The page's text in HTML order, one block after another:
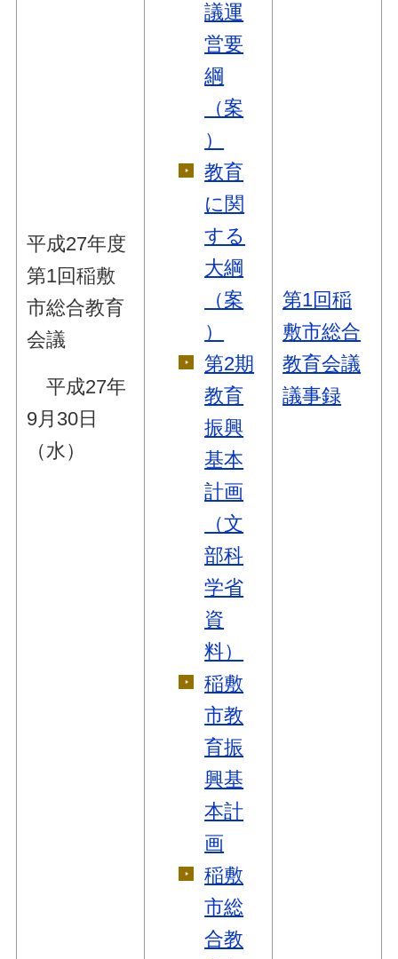
平成27年度
第1回稲敷
市総合教育
会議
平成27年
9月30日
（水）
議運
営要
綱
（案
）
教育
に関
する
大綱
（案
）
第2期
教育
振興
基本
計画
（文
部科
学省
資
料）
稲敷
市教
育振
興基
本計
画
稲敷
市総
合教
第1回稲
敷市総合
教育会議
議事録